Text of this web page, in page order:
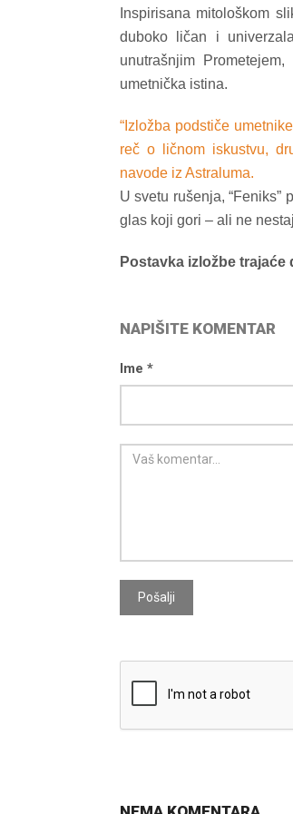
Inspirisana mitološkom
duboko ličan i
unutrašnjim
umetnička istina.
“Izložba podstiče
reč o ličnom iskustvu,
navode iz Astraluma.
U svetu rušenja,
glas koji gori – ali ne
Postavka izložbe
NAPIŠITE KOMENTAR
Ime *
Pošalji